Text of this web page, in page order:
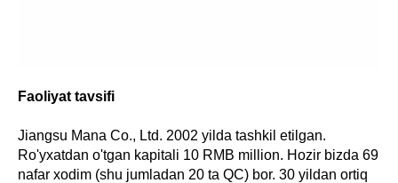
Faoliyat tavsifi
Jiangsu Mana Co., Ltd. 2002 yilda tashkil etilgan.
Ro'yxatdan o'tgan kapitali 10 RMB million. Hozir bizda 69
nafar xodim (shu jumladan 20 ta QC) bor. 30 yildan ortiq